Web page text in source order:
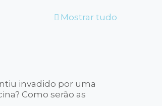
Mostrar tudo
invadido por uma
Como serão as